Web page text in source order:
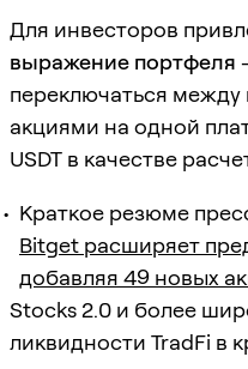
Для инвесторов
выражение портфеля
переключаться между
акциями на одной
USDT в качестве
Краткое резюме
Bitget расширяет
добавляя 49 новых
Stocks 2.0 и более
ликвидности TradFi в